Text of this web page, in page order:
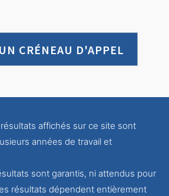
CRÉNEAU D'APPEL
affichés sur ce site sont
années de travail et
sont garantis, ni attendus pour
résultats dépendent entièrement